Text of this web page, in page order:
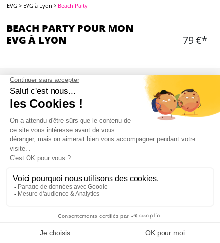
EVG > EVG à Lyon > Beach Party
BEACH PARTY POUR MON
EVG À LYON
79 €*
CONTENU
2h d'activité
L’encadrement par des guides diplômés d’Etat
Le coordinateur des activités
Le matériel nécessaire à la pratique de l’activité
Plan d'eau d'environ 150 hectares
Min 7 personnes
Mon EVG à Lyon